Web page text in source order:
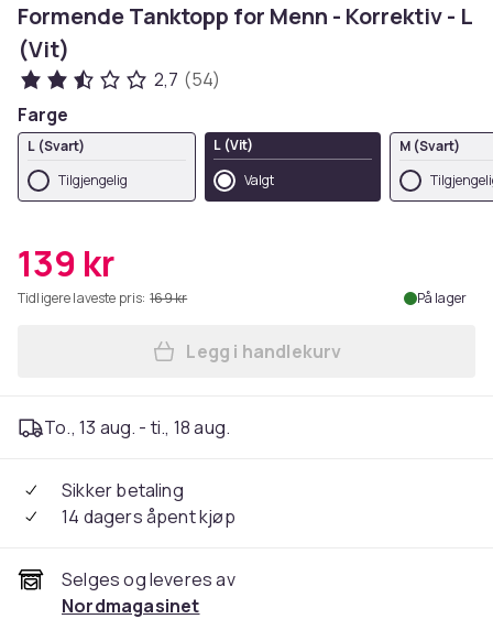
Formende Tanktopp for Menn - Korrektiv - L
(Vit)
2,7 (54)
Farge
L (Svart)
Tilgjengelig
L (Vit)
Valgt
M (Svart)
139 kr
Tidligere laveste pris: 169 kr På lager
Legg Formende Tanktopp
Legg i handlekurv
To., 13 aug. - ti., 18 aug.
Sikker betaling
14 dagers åpent kjøp
Selges og leveres av
Nordmagasinet